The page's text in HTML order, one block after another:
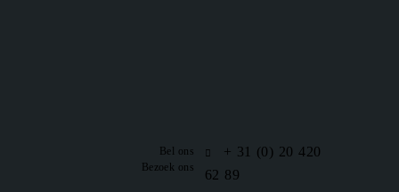
+ 31 (0) 20 420
62 89
Bel ons
Bezoek ons